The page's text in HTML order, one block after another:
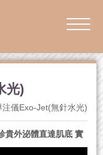
光)
注儀Exo-Jet(無針水光)
貴外泌體直達肌底 實